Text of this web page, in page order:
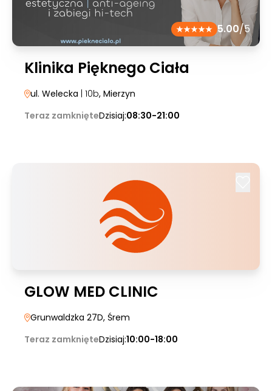
5.00/5
Klinika Pięknego Ciała
ul. Welecka | 10b, Mierzyn
Teraz zamknięteDzisiaj:08:30-21:00
GLOW MED CLINIC
Grunwaldzka 27D, Śrem
Teraz zamknięteDzisiaj:10:00-18:00